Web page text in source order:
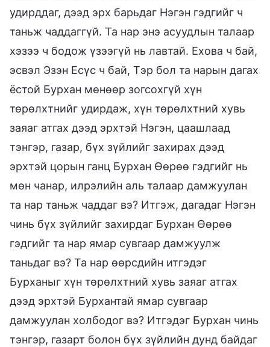
удирддаг, дээд эрх барьдаг Нэгэн гэдгийг ч
таньж чаддаггүй. Та нар энэ асуудлын талаар
хэзээ ч бодож үзээгүй нь лавтай. Ехова ч бай,
эсвэл Эзэн Есүс ч бай, Тэр бол та нарын дагах
ёстой Бурхан мөнөөр зогсохгүй хүн
төрөлхтнийг удирдаж, хүн төрөлхтний хувь
заяаг атгах дээд эрхтэй Нэгэн, цаашлаад
тэнгэр, газар, бүх зүйлийг захирах дээд
эрхтэй цорын ганц Бурхан Өөрөө гэдгийг нь
мөн чанар, илрэлийн аль талаар дамжуулан
та нар таньж чаддаг вэ? Итгэж, дагадаг Нэгэн
чинь бүх зүйлийг захирдаг Бурхан Өөрөө
гэдгийг та нар ямар сувгаар дамжуулж
таньдаг вэ? Та нар өөрсдийн итгэдэг
Бурханыг хүн төрөлхтний хувь заяаг атгах
дээд эрхтэй Бурхантай ямар сувгаар
дамжуулан холбодог вэ? Итгэдэг Бурхан чинь
тэнгэр, газарт болон бүх зүйлийн дунд байдаг